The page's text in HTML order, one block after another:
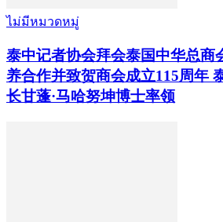
ไม่มีหมวดหมู่
泰中记者协会拜会泰国中华总商
养合作并致贺商会成立115周年
长甘蓬·马哈努坤博士率领